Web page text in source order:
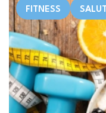
FITNESS SALUT